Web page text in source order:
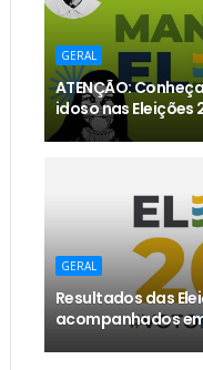
GERAL
ATENÇÃO:
idoso nas Eleições
GERAL
Resultados das
acompanhados